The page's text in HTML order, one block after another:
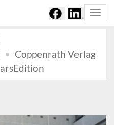
Coppenrath Verlag
arsEdition